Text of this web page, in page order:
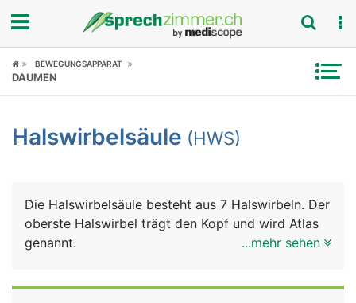
Fokus
Symptome
News
Rubriken
BEWEGUNGSAPPARAT
DAUMEN
Halswirbelsäule (HWS)
Die Halswirbelsäule besteht aus 7 Halswirbeln. Der
oberste Halswirbel trägt den Kopf und wird Atlas
genannt.
...mehr sehen